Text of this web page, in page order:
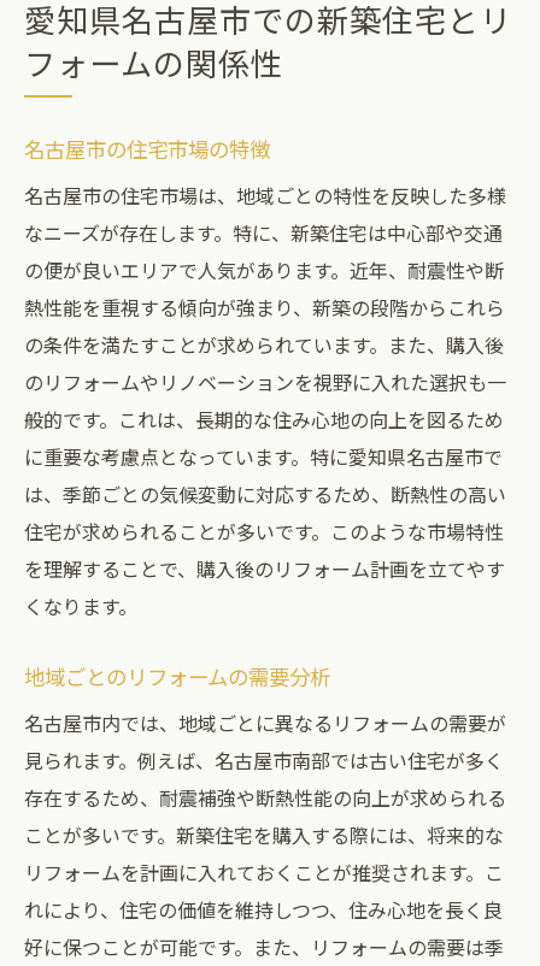
愛知県名古屋市での新築住宅とリ
フォームの関係性
名古屋市の住宅市場の特徴
名古屋市の住宅市場は、地域ごとの特性を反映した多様
なニーズが存在します。特に、新築住宅は中心部や交通
の便が良いエリアで人気があります。近年、耐震性や断
熱性能を重視する傾向が強まり、新築の段階からこれら
の条件を満たすことが求められています。また、購入後
のリフォームやリノベーションを視野に入れた選択も一
般的です。これは、長期的な住み心地の向上を図るため
に重要な考慮点となっています。特に愛知県名古屋市で
は、季節ごとの気候変動に対応するため、断熱性の高い
住宅が求められることが多いです。このような市場特性
を理解することで、購入後のリフォーム計画を立てやす
くなります。
地域ごとのリフォームの需要分析
名古屋市内では、地域ごとに異なるリフォームの需要が
見られます。例えば、名古屋市南部では古い住宅が多く
存在するため、耐震補強や断熱性能の向上が求められる
ことが多いです。新築住宅を購入する際には、将来的な
リフォームを計画に入れておくことが推奨されます。こ
れにより、住宅の価値を維持しつつ、住み心地を長く良
好に保つことが可能です。また、リフォームの需要は季